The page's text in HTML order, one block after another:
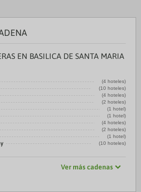
EN BASILICA DE SANTA MARIA
(4 hoteles)
(10 hoteles)
(4 hoteles)
(2 hoteles)
(1 hotel)
(1 hotel)
(4 hoteles)
(2 hoteles)
(1 hotel)
(10 hoteles)
Ver más cadenas